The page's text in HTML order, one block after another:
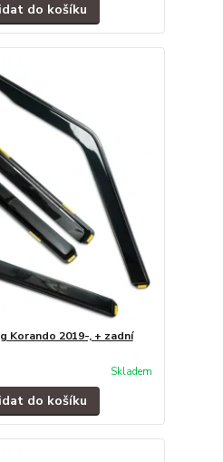
do košíku
Korando 2019-, + zadní
Skladem
do košíku